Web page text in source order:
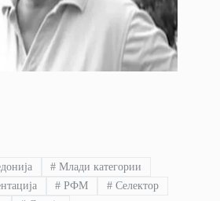
# Млади категории
# РФМ # Селектор